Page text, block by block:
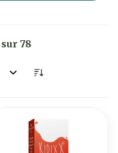
sur 78